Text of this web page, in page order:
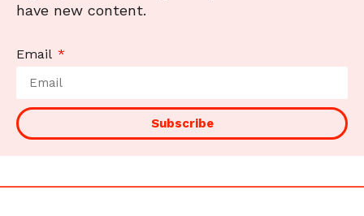
have new content.
Email
Subscribe